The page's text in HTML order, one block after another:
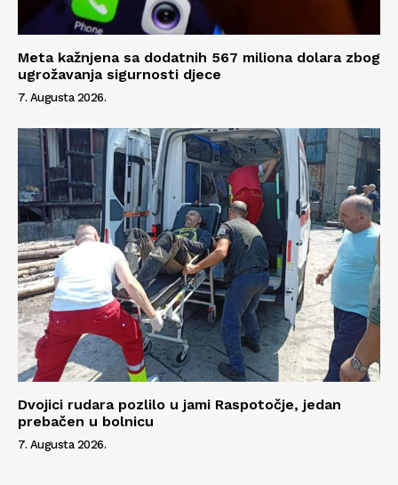
Meta kažnjena sa dodatnih 567 miliona dolara zbog
ugrožavanja sigurnosti djece
7. Augusta 2026.
Dvojici rudara pozlilo u jami Raspotočje, jedan
prebačen u bolnicu
7. Augusta 2026.